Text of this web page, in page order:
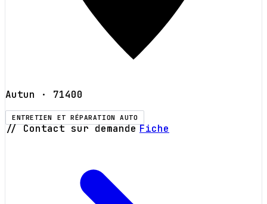
Autun · 71400
ENTRETIEN ET RÉPARATION AUTO
// Contact sur demande Fiche